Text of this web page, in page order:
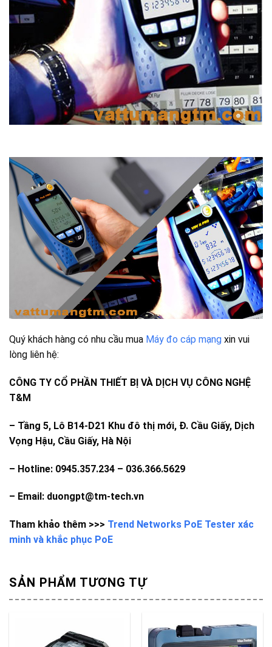
Quý khách hàng có nhu cầu mua Máy đo cáp mạng xin vui
lòng liên hệ:
CÔNG TY CỔ PHẦN THIẾT BỊ VÀ DỊCH VỤ CÔNG NGHỆ
T&M
– Tầng 5, Lô B14-D21 Khu đô thị mới, Đ. Cầu Giấy, Dịch
Vọng Hậu, Cầu Giấy, Hà Nội
– Hotline: 0945.357.234 – 036.366.5629
– Email: duongpt@tm-tech.vn
Tham khảo thêm >>> Trend Networks PoE Tester xác
minh và khắc phục PoE
SẢN PHẨM TƯƠNG TỰ